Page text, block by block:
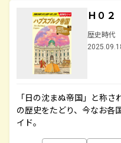
Ｈ０
歴史時代
「日の沈まぬ帝国」と称
の歴史をたどり、今なお各
イド。